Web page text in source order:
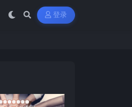
登录